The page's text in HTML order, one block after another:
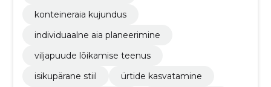
konteineraia kujundus
individuaalne aia planeerimine
viljapuude lõikamise teenus
isikupärane stiil
ürtide kasvatamine